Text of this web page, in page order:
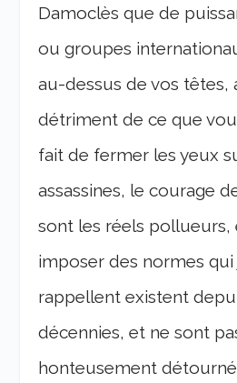
Damoclès que de
ou groupes
au-dessus de vos têtes,
détriment de ce que
fait de fermer les yeux
assassines, le courage
sont les réels pollueurs,
imposer des normes
rappellent existent
décennies, et ne sont
honteusement